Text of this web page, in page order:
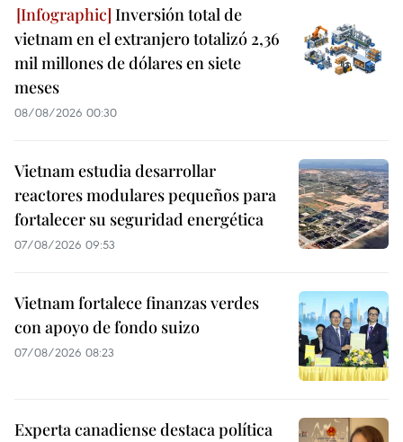
Inversión total de
vietnam en el extranjero totalizó 2,36
mil millones de dólares en siete
meses
08/08/2026 00:30
Vietnam estudia desarrollar
reactores modulares pequeños para
fortalecer su seguridad energética
07/08/2026 09:53
Vietnam fortalece finanzas verdes
con apoyo de fondo suizo
07/08/2026 08:23
Experta canadiense destaca política